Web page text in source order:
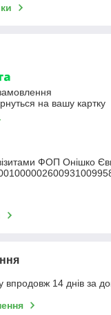
на вашу картку
ФОП Онішко
впродовж 14 днів за